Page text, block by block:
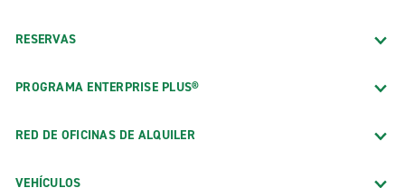
RESERVAS
PROGRAMA ENTERPRISE PLUS®
RED DE OFICINAS DE ALQUILER
VEHÍCULOS